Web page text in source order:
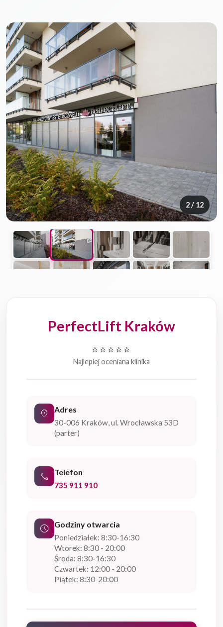
2/ 12
PerfectLift Kraków
⭐⭐⭐⭐⭐
Najlepiej oceniana klinika
location_on Adres
30-006 Kraków, ul. Wrocławska 53D
(parter)
phone Telefon
735 911 910
schedule Godziny otwarcia
Poniedziałek: 8:30-16:30
Wtorek: 8:30 - 20:00
Środa: 8:30-16:30
Czwartek: 12:00 - 20:00
Piątek: 8:30-20:00